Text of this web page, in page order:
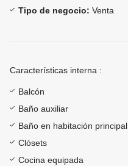
Tipo de negocio: Venta
Características interna :
Balcón
Baño auxiliar
Baño en habitación principal
Clósets
Cocina equipada